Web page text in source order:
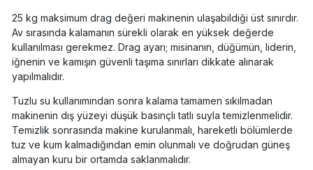
25 kg maksimum drag değeri makinenin ulaşabildiği üst sınırdır.
Av sırasında kalamanın sürekli olarak en yüksek değerde
kullanılması gerekmez. Drag ayarı; misinanın, düğümün, liderin,
iğnenin ve kamışın güvenli taşıma sınırları dikkate alınarak
yapılmalıdır.
Tuzlu su kullanımından sonra kalama tamamen sıkılmadan
makinenin dış yüzeyi düşük basınçlı tatlı suyla temizlenmelidir.
Temizlik sonrasında makine kurulanmalı, hareketli bölümlerde
tuz ve kum kalmadığından emin olunmalı ve doğrudan güneş
almayan kuru bir ortamda saklanmalıdır.